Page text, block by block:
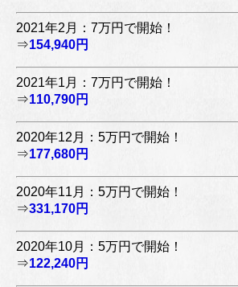
2021年2月：7万円で開始！
⇒154,940円
2021年1月：7万円で開始！
⇒110,790円
2020年12月：5万円で開始！
⇒177,680円
2020年11月：5万円で開始！
⇒331,170円
2020年10月：5万円で開始！
⇒122,240円